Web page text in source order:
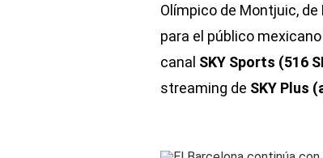
Olímpico de Montjuic,
para el público
canal SKY Sports (516
streaming de SKY Plus